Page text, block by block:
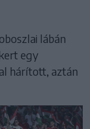
lábán
egy
hárított, aztán